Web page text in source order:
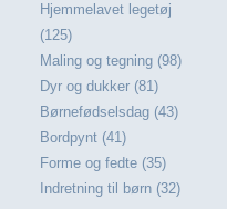
Hjemmelavet legetøj
(125)
Maling og tegning (98)
Dyr og dukker (81)
Børnefødselsdag (43)
Bordpynt (41)
Forme og fedte (35)
Indretning til børn (32)